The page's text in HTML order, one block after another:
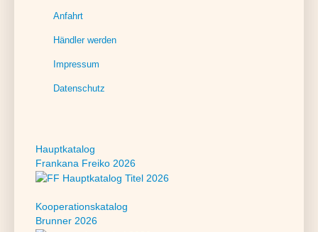
Allgemeines Kontaktformular
Anfahrt
Händler werden
Impressum
Datenschutz
Hauptkatalog
Frankana Freiko 2026
Kooperationskatalog
Brunner 2026